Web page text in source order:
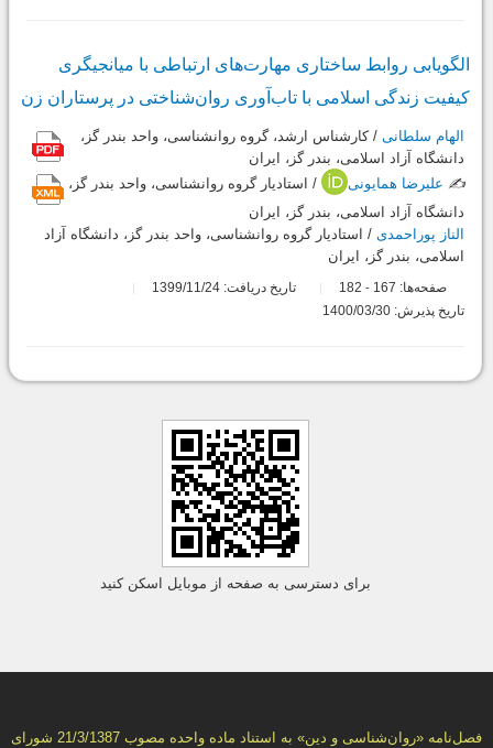
الگویابی روابط ساختاری مهارت‌های ارتباطی با میانجیگری
کیفیت زندگی اسلامی با تاب‌آوری روان‌شناختی در پرستاران زن
الهام سلطانی / کارشناس ارشد، گروه روانشناسی، واحد بندر گز،
دانشگاه آزاد اسلامی، بندر گز، ایران
✍️ علیرضا همایونی
/ استادیار گروه روانشناسی، واحد بندر گز،
دانشگاه آزاد اسلامی، بندر گز، ایران
الناز پوراحمدی / استادیار گروه روانشناسی، واحد بندر گز، دانشگاه آزاد
اسلامی، بندر گز، ایران
صفحه‌ها: 167
-
تاریخ دریافت: 1399/11/24
تاریخ پذیرش: 1400/03/30
برای دسترسی به صفحه از موبایل اسکن کنید
فصل‌نامه «روان‌شناسی و دين» به استناد ماده واحده مصوب 21/3/1387 شورای